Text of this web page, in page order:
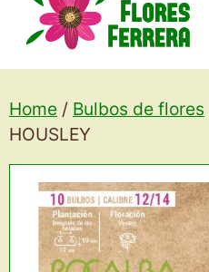
Home / Bulbos de flores
HOUSLEY